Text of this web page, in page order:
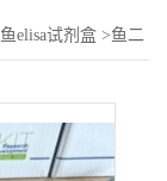
鱼elisa试剂盒 >鱼二